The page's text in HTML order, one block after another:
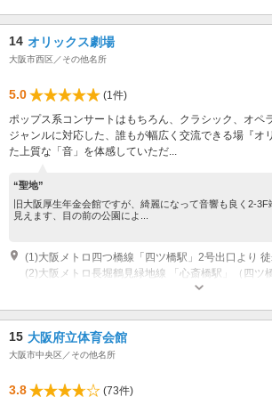
14 オリックス劇場
大阪市西区／その他名所
5.0
(1件)
ポップス系コンサートはもちろん、クラシック、オペ
ジャンルに対応した、誰もが幅広く交流できる場『オ
た上質な「音」を体感していただ...
“聖地”
旧大阪厚生年金会館ですが、綺麗になって音響も良く2-3F
見えます、目の前の公園によ...
15 大阪府立体育会館
大阪市中央区／その他名所
3.8
(73件)